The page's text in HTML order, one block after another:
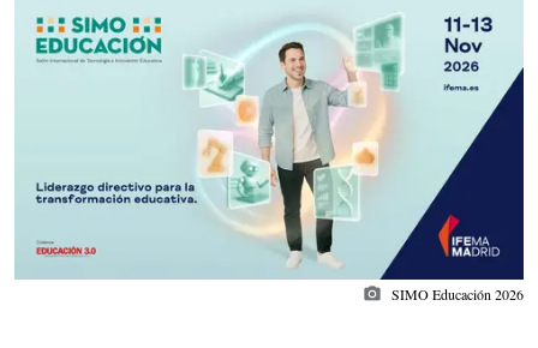
photo_camera SIMO Educación 2026